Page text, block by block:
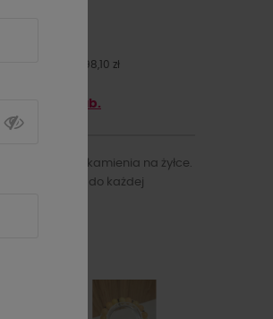
obniżką: 98,10 zł
5th Club.
naturalnego kamienia na żyłce.
dodatek do każdej